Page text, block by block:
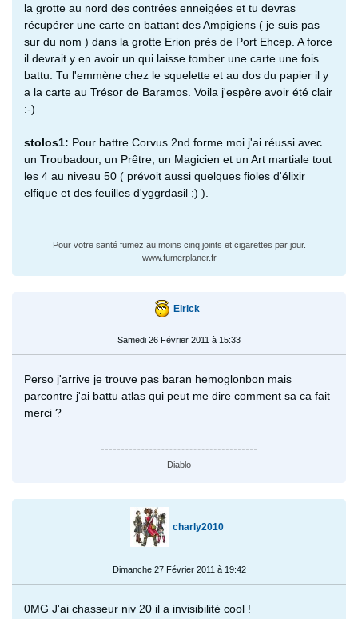
la grotte au nord des contrées enneigées et tu devras
récupérer une carte en battant des Ampigiens ( je suis pas
sur du nom ) dans la grotte Erion près de Port Ehcep. A force
il devrait y en avoir un qui laisse tomber une carte une fois
battu. Tu l'emmène chez le squelette et au dos du papier il y
a la carte au Trésor de Baramos. Voila j'espère avoir été clair
:-)
stolos1: Pour battre Corvus 2nd forme moi j'ai réussi avec
un Troubadour, un Prêtre, un Magicien et un Art martiale tout
les 4 au niveau 50 ( prévoit aussi quelques fioles d'élixir
elfique et des feuilles d'yggrdasil ;) ).
Pour votre santé fumez au moins cinq joints et cigarettes par jour.
www.fumerplaner.fr
Elrick
Samedi 26 Février 2011 à 15:33
Perso j'arrive je trouve pas baran hemoglonbon mais
parcontre j'ai battu atlas qui peut me dire comment sa ca fait
merci ?
Diablo
charly2010
Dimanche 27 Février 2011 à 19:42
0MG J'ai chasseur niv 20 il a invisibilité cool !